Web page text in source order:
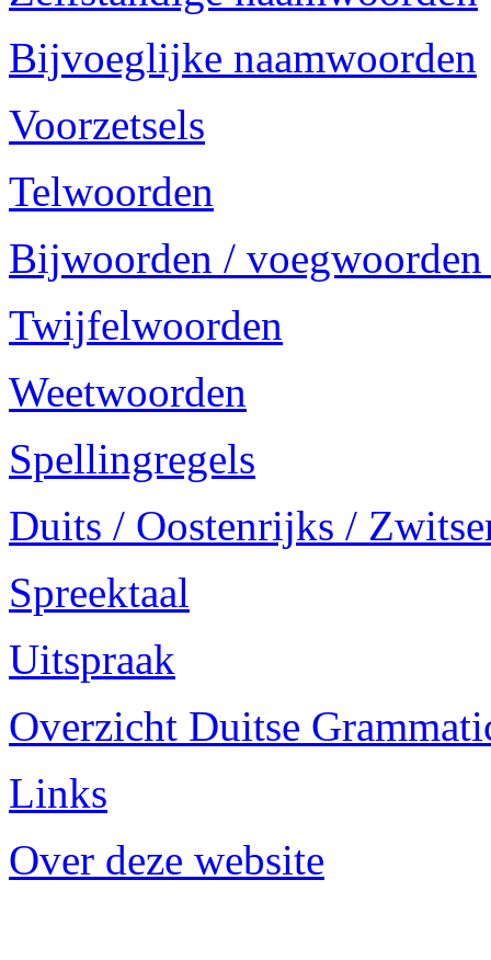
Bijvoeglijke naamwoorden
Voorzetsels
Telwoorden
Bijwoorden /
Twijfelwoorden
Weetwoorden
Spellingregels
Duits / Oostenrijks /
Spreektaal
Uitspraak
Overzicht Duitse
Links
Over deze website